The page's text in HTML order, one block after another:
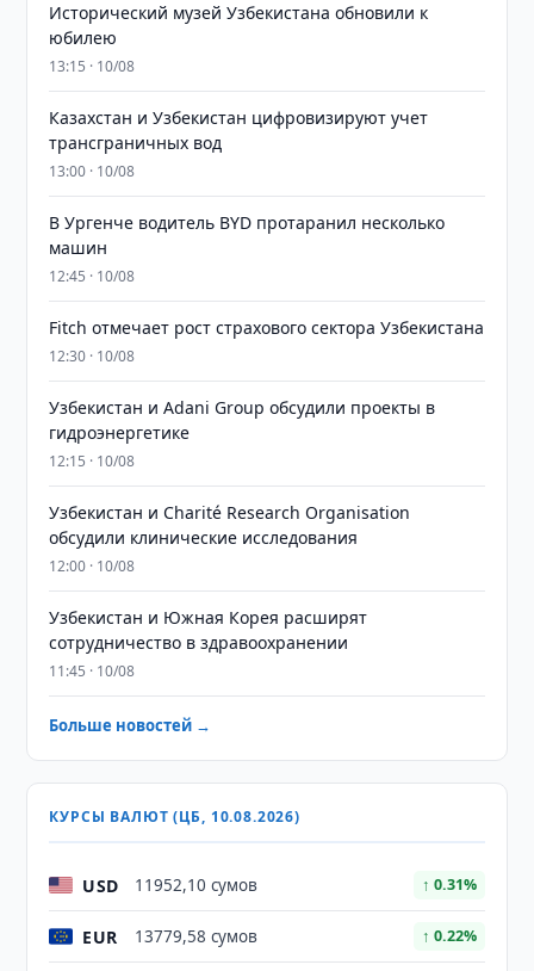
Исторический музей Узбекистана обновили к
юбилею
13:15 · 10/08
Казахстан и Узбекистан цифровизируют учет
трансграничных вод
13:00 · 10/08
В Ургенче водитель BYD протаранил несколько
машин
12:45 · 10/08
Fitch отмечает рост страхового сектора Узбекистана
12:30 · 10/08
Узбекистан и Adani Group обсудили проекты в
гидроэнергетике
12:15 · 10/08
Узбекистан и Charité Research Organisation
обсудили клинические исследования
12:00 · 10/08
Узбекистан и Южная Корея расширят
сотрудничество в здравоохранении
11:45 · 10/08
Больше новостей →
КУРСЫ ВАЛЮТ (ЦБ, 10.08.2026)
USD 11952,10 сумов ↑ 0.31%
EUR 13779,58 сумов ↑ 0.22%